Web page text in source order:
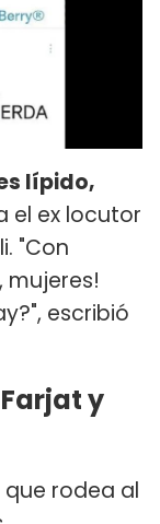
lípido,
el ex locutor
"Con
mujeres!
escribió
y
rodea al